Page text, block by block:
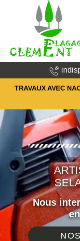
TRAVAUX AVEC
Nous